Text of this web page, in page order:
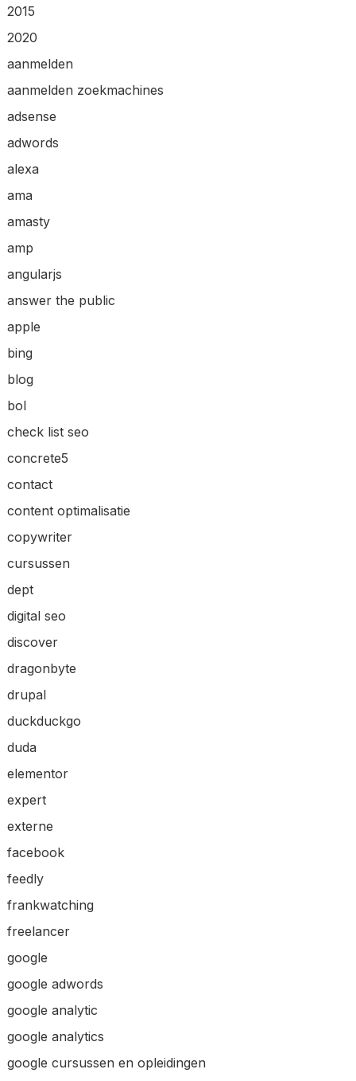
2015
2020
aanmelden
aanmelden zoekmachines
adsense
adwords
alexa
ama
amasty
amp
angularjs
answer the public
apple
bing
blog
bol
check list seo
concrete5
contact
content optimalisatie
copywriter
cursussen
dept
digital seo
discover
dragonbyte
drupal
duckduckgo
duda
elementor
expert
externe
facebook
feedly
frankwatching
freelancer
google
google adwords
google analytic
google analytics
google cursussen en opleidingen